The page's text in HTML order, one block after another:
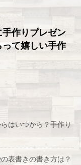
作りプレゼン
って嬉しい手作
はいつから？手作り
表書きの書き方は？